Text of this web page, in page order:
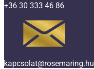
+36 30 333 46 86
kapcsolat@rosemaring.hu